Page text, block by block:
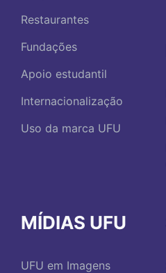
Restaurantes
Fundações
Apoio estudantil
Internacionalização
Uso da marca UFU
MÍDIAS UFU
UFU em Imagens